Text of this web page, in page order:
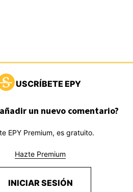
USCRÍBETE EPY
un nuevo comentario?
EPY Premium, es gratuito.
Hazte Premium
INICIAR SESIÓN